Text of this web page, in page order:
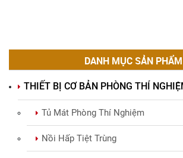
DANH MỤC SẢN PHẨM
THIẾT BỊ CƠ BẢN PHÒNG THÍ
Tủ Mát Phòng Thí Nghiệm
Nồi Hấp Tiệt Trùng